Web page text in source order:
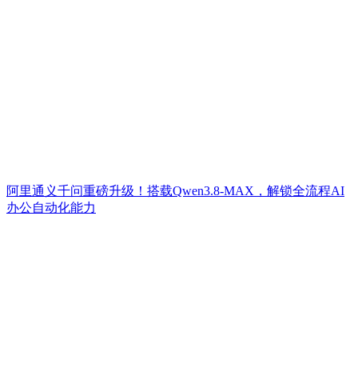
阿里通义千问重磅升级！搭载Qwen3.8-MAX，解锁全流程AI
办公自动化能力